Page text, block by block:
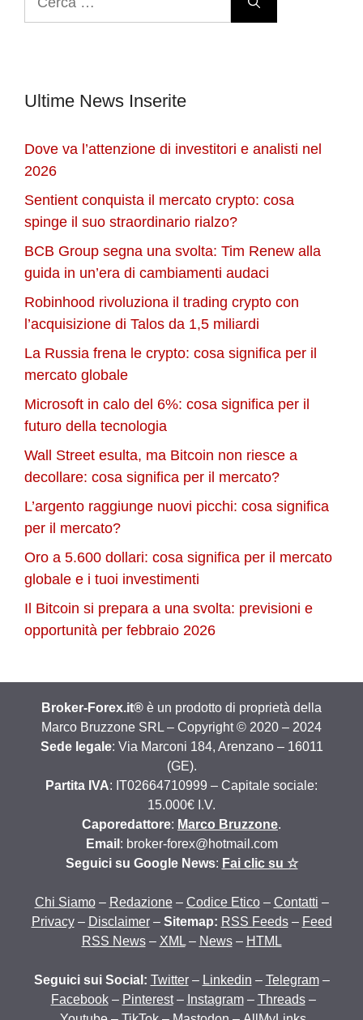
Ultime News Inserite
Dove va l’attenzione di investitori e analisti nel
2026
Sentient conquista il mercato crypto: cosa
spinge il suo straordinario rialzo?
BCB Group segna una svolta: Tim Renew alla
guida in un’era di cambiamenti audaci
Robinhood rivoluziona il trading crypto con
l’acquisizione di Talos da 1,5 miliardi
La Russia frena le crypto: cosa significa per il
mercato globale
Microsoft in calo del 6%: cosa significa per il
futuro della tecnologia
Wall Street esulta, ma Bitcoin non riesce a
decollare: cosa significa per il mercato?
L’argento raggiunge nuovi picchi: cosa significa
per il mercato?
Oro a 5.600 dollari: cosa significa per il mercato
globale e i tuoi investimenti
Il Bitcoin si prepara a una svolta: previsioni e
opportunità per febbraio 2026
Broker-Forex.it® è un prodotto di proprietà della
Marco Bruzzone SRL – Copyright © 2020 – 2024
Sede legale: Via Marconi 184, Arenzano – 16011
(GE).
Partita IVA: IT02664710999 – Capitale sociale:
15.000€ I.V.
Caporedattore: Marco Bruzzone.
Email : broker-forex@hotmail.com
Seguici su Google News: Fai clic su ☆
Chi Siamo– Redazione– Codice Etico– Contatti –
Privacy– Disclaimer– Sitemap: RSS Feeds– Feed
RSS News– XML– News– HTML
Seguici sui Social: Twitter– Linkedin – Telegram–
Facebook– Pinterest– Instagram– Threads–